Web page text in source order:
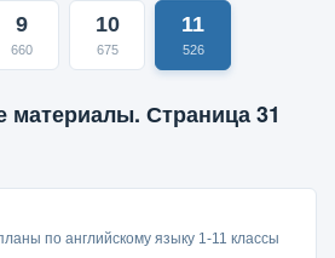
9
660
10
675
11
526
материалы. Страница 31
по английскому языку 1-11 классы